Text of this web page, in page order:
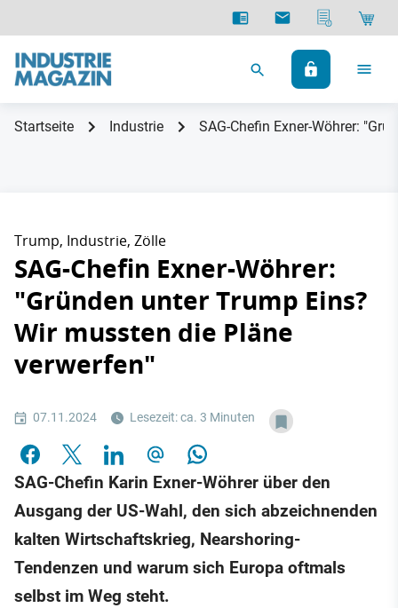
Startseite Industrie SAG-Chefin Exner-Wöhrer:
Trump, Industrie, Zölle
SAG-Chefin Exner-Wöhrer:
"Gründen unter Trump Eins?
Wir mussten die Pläne
verwerfen"
07.11.2024 Lesezeit: ca. 3 Minuten
SAG-Chefin Karin Exner-Wöhrer über den
Ausgang der US-Wahl, den sich abzeichnenden
kalten Wirtschaftskrieg, Nearshoring-
Tendenzen und warum sich Europa oftmals
selbst im Weg steht.